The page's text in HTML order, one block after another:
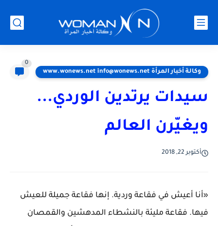
وكالة أخبار المرأة www.wonews.net info@wonews.net
0
سيدات يرتدين الوردي...
ويغيّرن العالم
أكتوبر 22, 2018
«أنا أعيش في فقاعة وردية. إنها فقاعة جميلة للعيش
فيها. فقاعة مليئة بالنشطاء المدهشين والقمصان